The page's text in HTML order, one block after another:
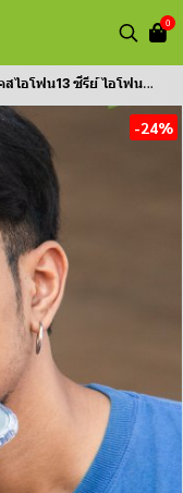
0
โฟน14 ซีรีย์ เคสใส ยกขอบกันกระแทก รุ่น Strong-X สกรีนลายสตรีท
-24%